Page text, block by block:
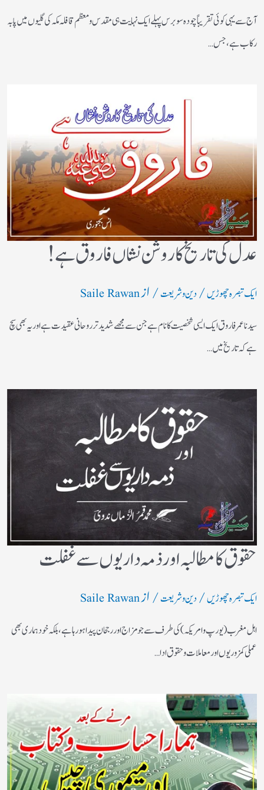
آج سے یہی کوئی تقریباً چودہ سو برس پہلے ایک نہایت ہی مقدس و معظم قافلہ مکہ کی گلیوں میں پا بہ
رکاب ہے، جس…
عدل کی تاریخ کا روشن نشاں فاروق ہے!
ایک تبصرہ چھوڑیں/دین و شریعت/ ازSaile Rawan
سیدنا عمر فاروق ایک ایسی شخصیت کا نام ہے جن سے مجھے شدید تر روحانی عقیدت ہے اور یہ بھی سچ
ہے کہ تاریخ میں…
حقوق کا مطالبہ اور ذمہ داریوں سے غفلت
ایک تبصرہ چھوڑیں/دین و شریعت/ ازSaile Rawan
اہل مغرب (یورپ و امریکہ)کی طرف سے جو مزاج اور رجحان پیدا ہورہا ہے، بلکہ خود ہماری بھی
عملی کمزوریوں اور معاملات و حقوق ادا…